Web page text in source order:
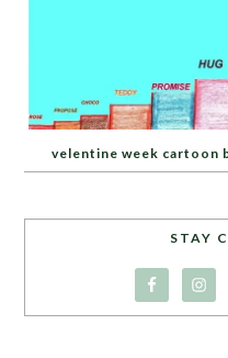
velentine week cartoon
STAY